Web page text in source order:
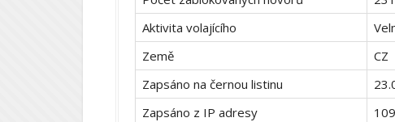
Aktivita volajícího
Země
CZ
Zapsáno na černou listinu
Zapsáno z IP adresy